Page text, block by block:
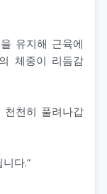
유지해 근육에
체중이 리듬감
천히 풀려나갑
다.”